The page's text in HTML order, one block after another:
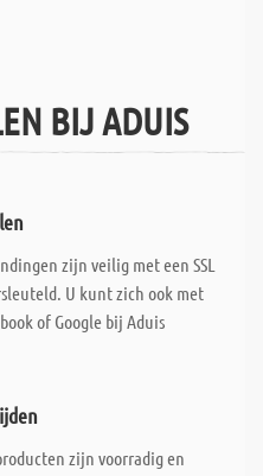
BIJ ADUIS
zijn veilig met een SSL
U kunt zich ook met
of Google bij Aduis
zijn voorradig en